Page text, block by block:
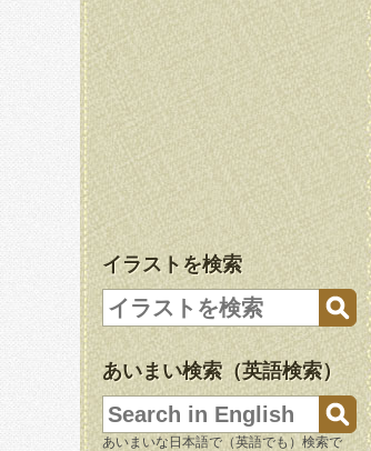
イラストを検索
あいまい検索（英語検索）
あいまいな日本語で（英語でも）検索で